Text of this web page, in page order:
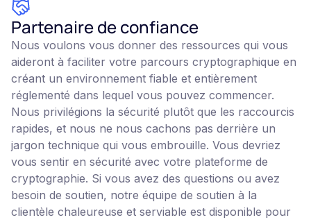
Partenaire de confiance
Nous voulons vous donner des ressources qui vous
aideront à faciliter votre parcours cryptographique en
créant un environnement fiable et entièrement
réglementé dans lequel vous pouvez commencer.
Nous privilégions la sécurité plutôt que les raccourcis
rapides, et nous ne nous cachons pas derrière un
jargon technique qui vous embrouille. Vous devriez
vous sentir en sécurité avec votre plateforme de
cryptographie. Si vous avez des questions ou avez
besoin de soutien, notre équipe de soutien à la
clientèle chaleureuse et serviable est disponible pour